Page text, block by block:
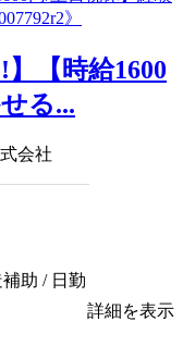
】【時給1600
る...
会社
助 / 日勤
詳細を表示